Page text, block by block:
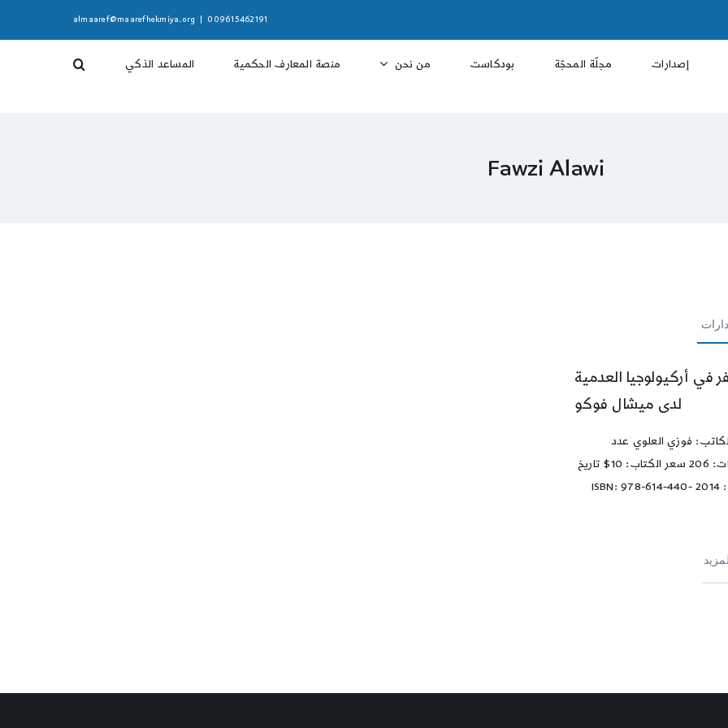
009615462191
almaaref@maarefhekmiya.org
إصدارات مجلّة المحجّة بودكاست من نحن منصة المعارف الحكمية المساعد الذكي
Fawzi Alawi
في أركيولوجيا العدمية
لدى ميشال فوكو
فوزي العلوي عدد
الصفحات: 206 سعر الكتاب: 10$ تاريخ
الطبعة: 2014 ISBN: 978-614-440-